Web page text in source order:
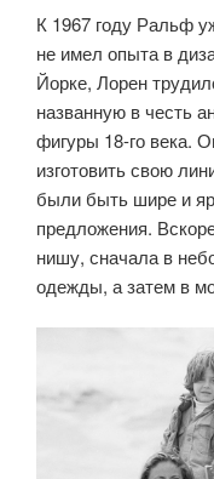
К 1967 году Ральф
не имел опыта в
Йорке, Лорен
названную в честь
фигуры 18-го века.
изготовить свою
были быть шире и
предложения.
нишу, сначала в
одежды, а затем в